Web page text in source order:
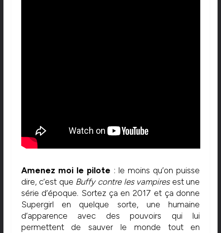
Amenez moi le pilote : le moins qu’on puisse
dire, c’est que Buffy contre les vampiresest une
série d’époque. Sortez ça en 2017 et ça donne
Supergirl en quelque sorte, une humaine
d’apparence avec des pouvoirs qui lui
permettent de sauver le monde tout en